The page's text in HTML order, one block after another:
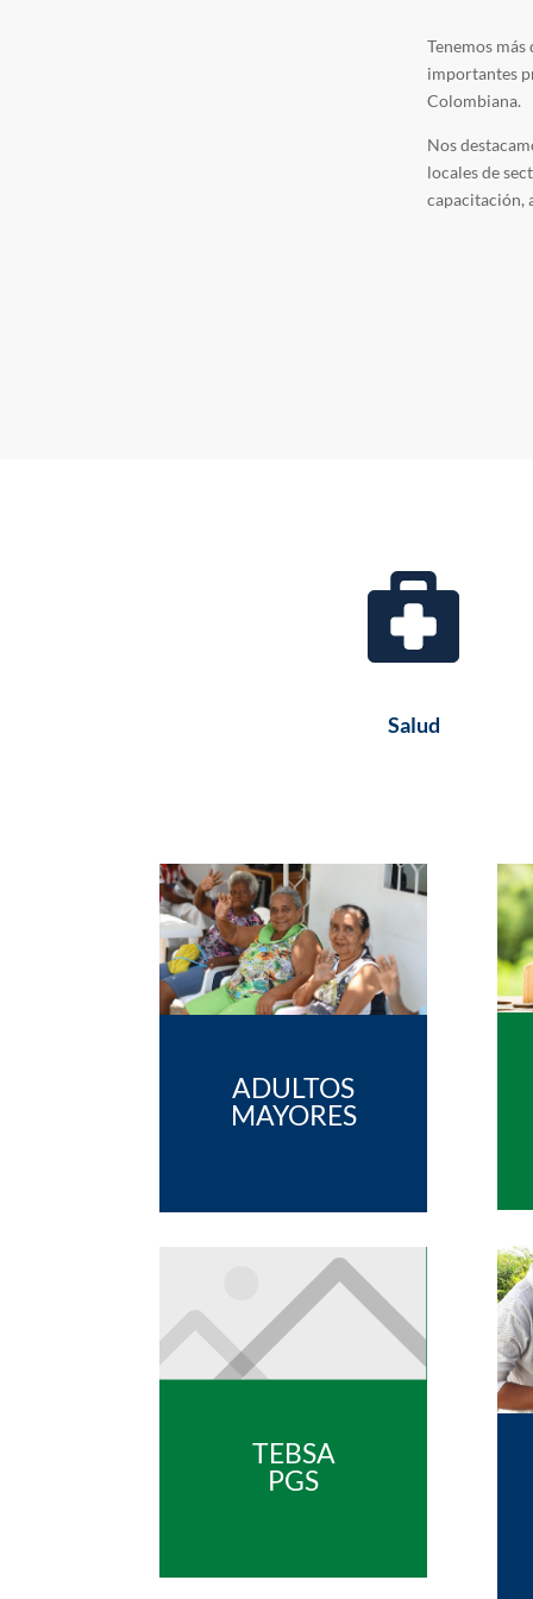
Tenemos
importantes
Colombiana.
Nos
locales de
capacitación,
Salud
ADULTOS
MAYORES
TEBSA
PGS